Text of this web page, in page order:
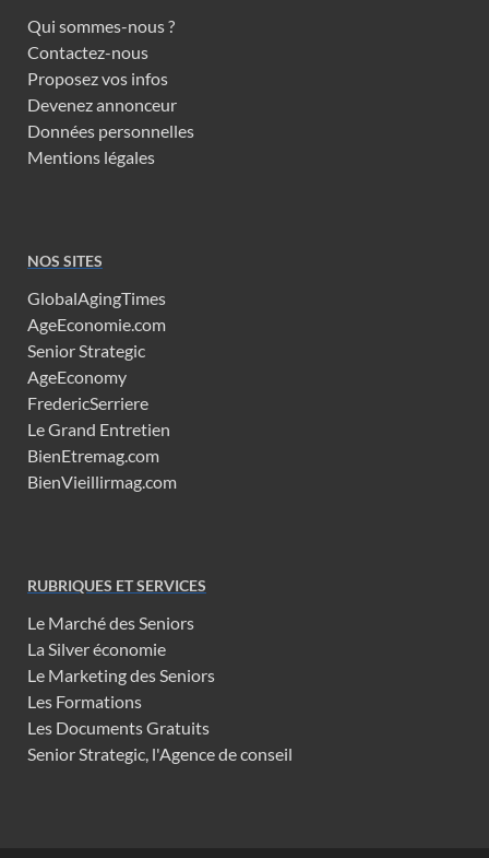
Qui sommes-nous ?
Contactez-nous
Proposez vos infos
Devenez annonceur
Données personnelles
Mentions légales
NOS SITES
GlobalAgingTimes
AgeEconomie.com
Senior Strategic
AgeEconomy
FredericSerriere
Le Grand Entretien
BienEtremag.com
BienVieillirmag.com
RUBRIQUES ET SERVICES
Le Marché des Seniors
La Silver économie
Le Marketing des Seniors
Les Formations
Les Documents Gratuits
Senior Strategic, l'Agence de conseil